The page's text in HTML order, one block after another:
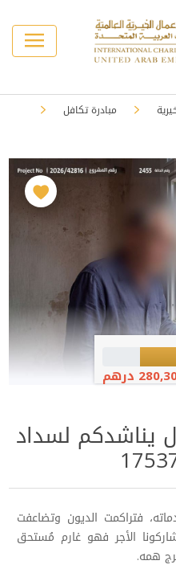
مبادرة تكافل
درهم
يناشدكم لسداد
فتراكمت الديون وتضاعفت
الأجر فهو غارم مُستحق
همه.